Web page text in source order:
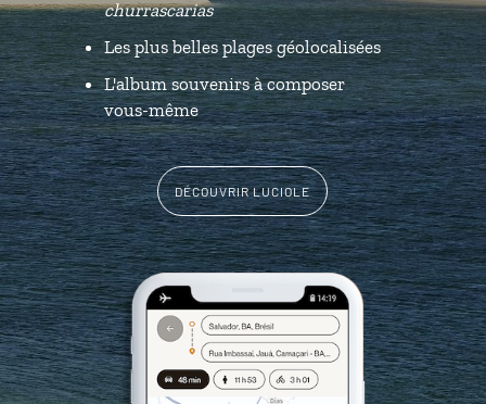
churrascarias
Les plus belles plages géolocalisées
L'album souvenirs à composer
vous-même
DÉCOUVRIR LUCIOLE